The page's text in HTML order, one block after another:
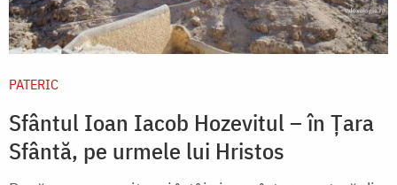
PATERIC
Sfântul Ioan Iacob Hozevitul – în Țara
Sfântă, pe urmele lui Hristos